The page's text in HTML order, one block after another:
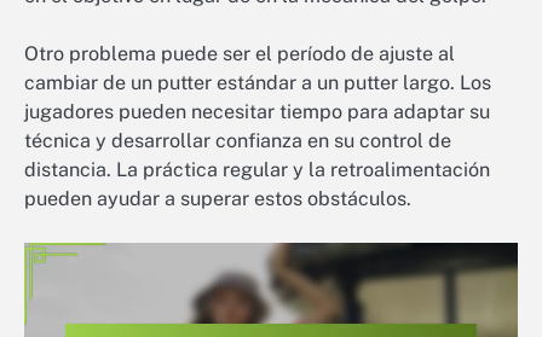
Otro problema puede ser el período de ajuste al
cambiar de un putter estándar a un putter largo. Los
jugadores pueden necesitar tiempo para adaptar su
técnica y desarrollar confianza en su control de
distancia. La práctica regular y la retroalimentación
pueden ayudar a superar estos obstáculos.